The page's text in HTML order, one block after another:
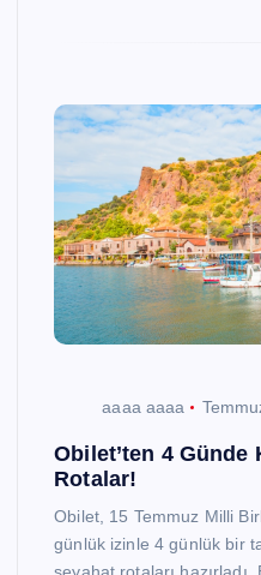
aaaa aaaa
Obilet’ten 4 Günde
Rotalar!
Obilet, 15 Temmuz Milli
günlük izinle 4 günlük bir